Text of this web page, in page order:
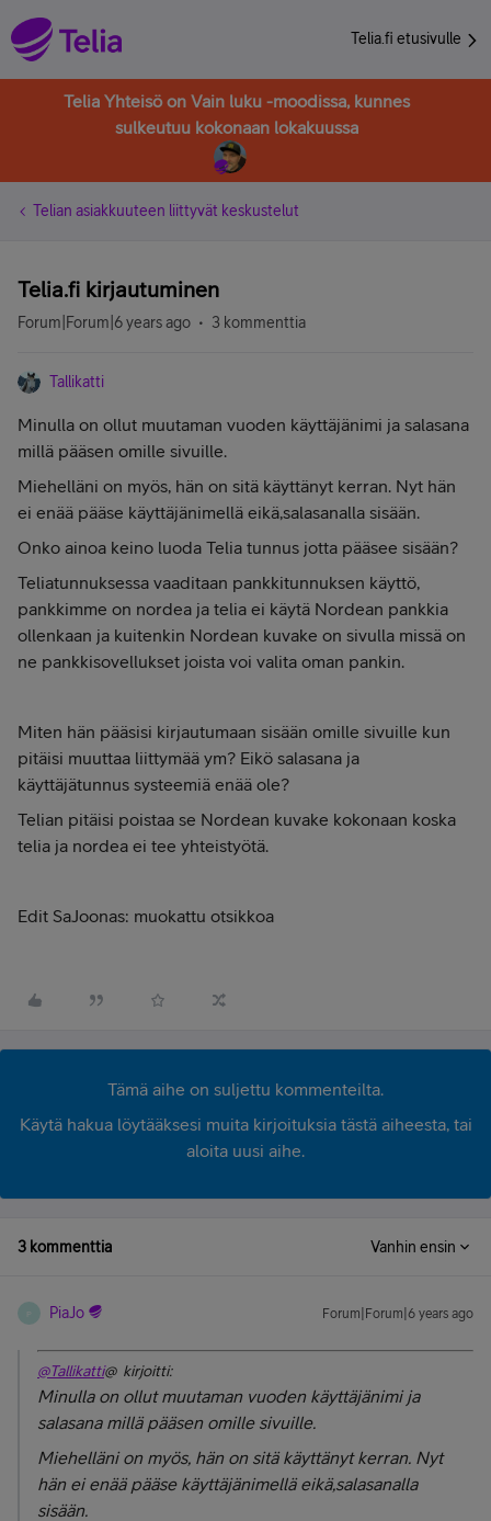
Telia.fi etusivulle
Telia Yhteisö on Vain luku -moodissa, kunnes
sulkeutuu kokonaan lokakuussa
Telian asiakkuuteen liittyvät keskustelut
Telia.fi kirjautuminen
Forum|Forum|6 years ago 3 kommenttia
Tallikatti
Minulla on ollut muutaman vuoden käyttäjänimi ja salasana
millä pääsen omille sivuille.
Miehelläni on myös, hän on sitä käyttänyt kerran. Nyt hän
ei enää pääse käyttäjänimellä eikä,salasanalla sisään.
Onko ainoa keino luoda Telia tunnus jotta pääsee sisään?
Teliatunnuksessa vaaditaan pankkitunnuksen käyttö,
pankkimme on nordea ja telia ei käytä Nordean pankkia
ollenkaan ja kuitenkin Nordean kuvake on sivulla missä on
ne pankkisovellukset joista voi valita oman pankin.
Miten hän pääsisi kirjautumaan sisään omille sivuille kun
pitäisi muuttaa liittymää ym? Eikö salasana ja
käyttäjätunnus systeemiä enää ole?
Telian pitäisi poistaa se Nordean kuvake kokonaan koska
telia ja nordea ei tee yhteistyötä.
Edit SaJoonas: muokattu otsikkoa
Tämä aihe on suljettu kommenteilta.
Käytä hakua löytääksesi muita kirjoituksia tästä aiheesta, tai
aloita uusi aihe.
3 kommenttia Vanhin ensin
PiaJo Forum|Forum|6 years ago
@Tallikatti@ kirjoitti:
Minulla on ollut muutaman vuoden käyttäjänimi ja
salasana millä pääsen omille sivuille.
Miehelläni on myös, hän on sitä käyttänyt kerran. Nyt
hän ei enää pääse käyttäjänimellä eikä,salasanalla
sisään.